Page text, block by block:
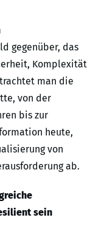
gegenüber, das
Komplexität
man die
von der
bis zur
heute,
von
ab.
sein